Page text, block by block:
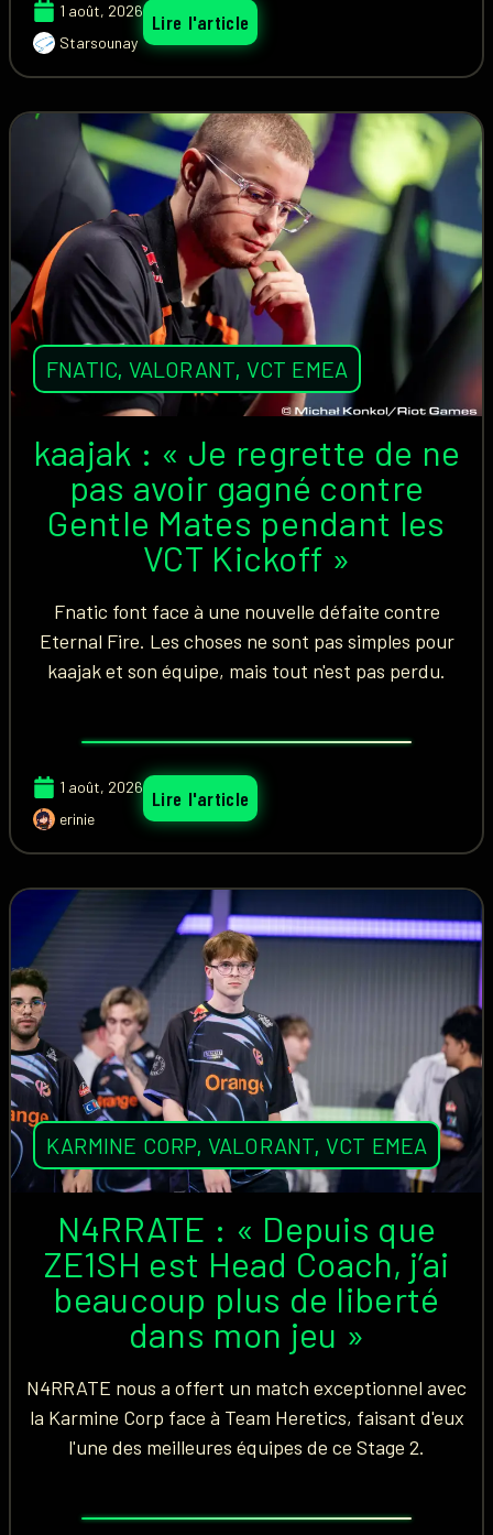
1 août, 2026
Starsounay
Lire l'article
FNATIC, VALORANT, VCT EMEA
kaajak : « Je regrette de ne
pas avoir gagné contre
Gentle Mates pendant les
VCT Kickoff »
Fnatic font face à une nouvelle défaite contre
Eternal Fire. Les choses ne sont pas simples pour
kaajak et son équipe, mais tout n'est pas perdu.
1 août, 2026
erinie
Lire l'article
KARMINE CORP, VALORANT, VCT EMEA
N4RRATE : « Depuis que
ZE1SH est Head Coach, j’ai
beaucoup plus de liberté
dans mon jeu »
N4RRATE nous a offert un match exceptionnel avec
la Karmine Corp face à Team Heretics, faisant d'eux
l'une des meilleures équipes de ce Stage 2.